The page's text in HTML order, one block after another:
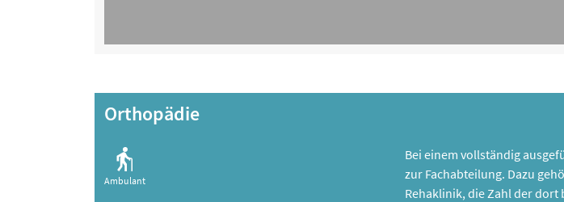
Orthopädie
Ambulant
Bei einem vollständig
zur Fachabteilung. Dazu
Rehaklinik, die Zahl der dort